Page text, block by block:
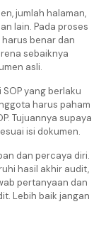
jumlah halaman,
lain. Pada proses
benar dan
sebaiknya
asli.
yang berlaku
harus paham
Tujuannya supaya
isi dokumen.
dan percaya diri.
hasil akhir audit,
pertanyaan dan
Lebih baik jangan